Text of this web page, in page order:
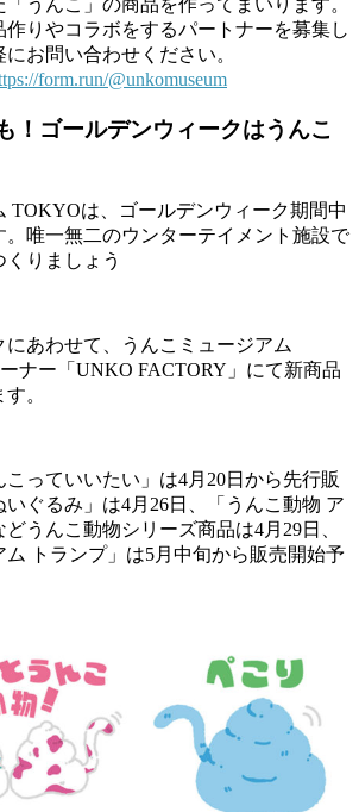
りやコラボをするパートナーを募集し
お問い合わせください。
form.run/@unkomuseum
！ゴールデンウィークはうんこ
TOKYOは、ゴールデンウィーク期間中
。唯一無二のウンターテイメント施設で
りましょう
にあわせて、うんこミュージアム
ナー「UNKO FACTORY」にて新商品
。
っていいたい」は4月20日から先行販
ぐるみ」は4月26日、「うんこ動物 ア
うんこ動物シリーズ商品は4月29日、
ム トランプ」は5月中旬から販売開始予